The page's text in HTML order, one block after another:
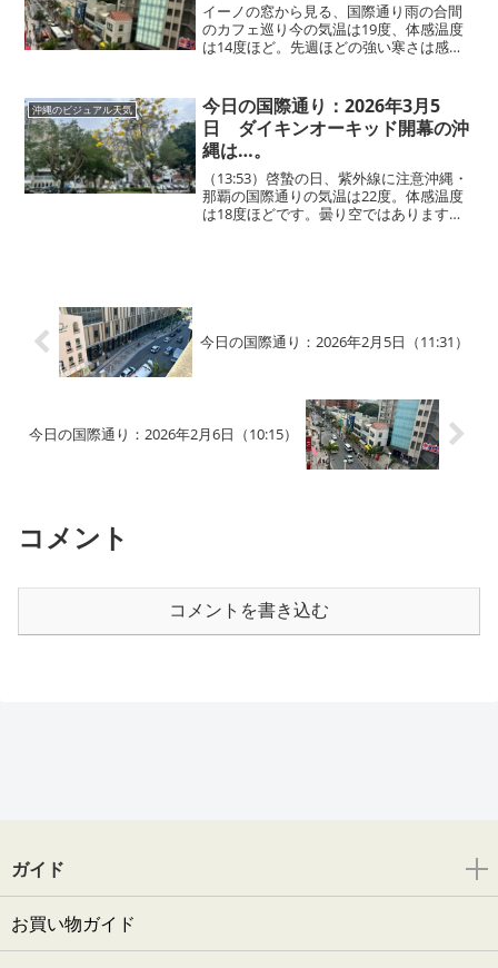
イーノの窓から見る、国際通り雨の合間
のカフェ巡り今の気温は19度、体感温度
は14度ほど。先週ほどの強い寒さは感じ
ます。短時間ですが、雨がさっと降る場
面もありました。この...
沖縄のビジュアル天気
今日の国際通り：2026年3月5
日 ダイキンオーキッド開幕の沖
縄は…。
（13:53）啓蟄の日、紫外線に注意沖縄・
那覇の国際通りの気温は22度。体感温度
は18度ほどです。曇り空ではあります
今日の国際通り：2026年2月5日（11:31）
今日の国際通り：2026年2月6日（10:15）
コメント
コメントを書き込む
ガイド
お買い物ガイド